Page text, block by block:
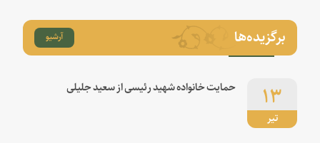
برگزیده‌ها آرشیو
تیر
۱۳ حمایت خانواده شهید رئیسی از سعید جلیلی